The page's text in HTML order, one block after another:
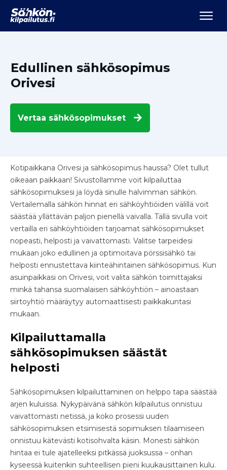
Edullinen sähkösopimus
Orivesi
Vertaa sähkösopimukset
Kotipaikkana Orivesi ja sähkösopimus haussa? Olet tullut
oikeaan paikkaan! Sivustollamme voit kilpailuttaa
sähkösopimuksesi ja löydä sinulle halvimman sähkön.
Vertailemalla sähkön hinnat eri sähköyhtiöiden välillä voit
säästää yllättävän paljon pienellä vaivalla. Tällä sivulla voit
vertailla eri sähköyhtiöiden tarjoamat sähkösopimukset
nopeasti, helposti ja vaivattomasti. Valitse tarpeidesi
mukaan joko edullinen ja optimoitava pörssisähkö tai
helposti ennustettava kiinteähintainen sähkösopimus. Kun
asuinpaikkasi on Orivesi, voit valita sähkön toimittajaksi
minkä tahansa suomalaisen sähköyhtiön – ainoastaan
siirtoyhtiö määräytyy automaattisesti paikkakuntasi
mukaan.
Kilpailuttamalla
sähkösopimuksen säästät
helposti
Sähkösopimuksen kilpailuttaminen on helppo tapa säästää
arjen kuluissa. Nykypäivänä sähkön kilpailutus onnistuu
vaivattomasti netissä, ja koko prosessi uuden
sähkösopimuksen etsimisestä sopimuksen tilaamiseen
onnistuu kätevästi kotisohvalta käsin. Monesti sähkön
hintaa ei tule ajatelleeksi pitkässä juoksussa – onhan
kyseessä kuitenkin suhteellisen pieni kuukausittainen kulu.